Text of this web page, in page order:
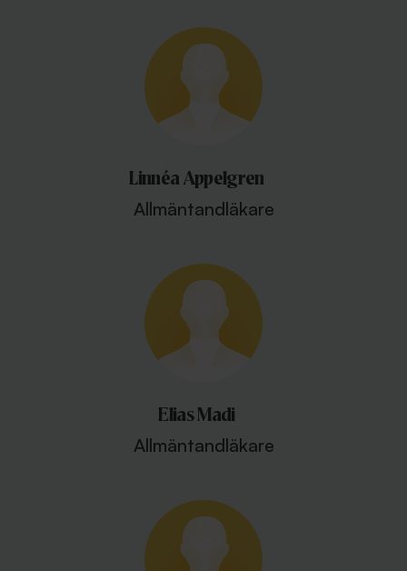
Linnéa Appelgren
Allmäntandläkare
Elias Madi
Allmäntandläkare